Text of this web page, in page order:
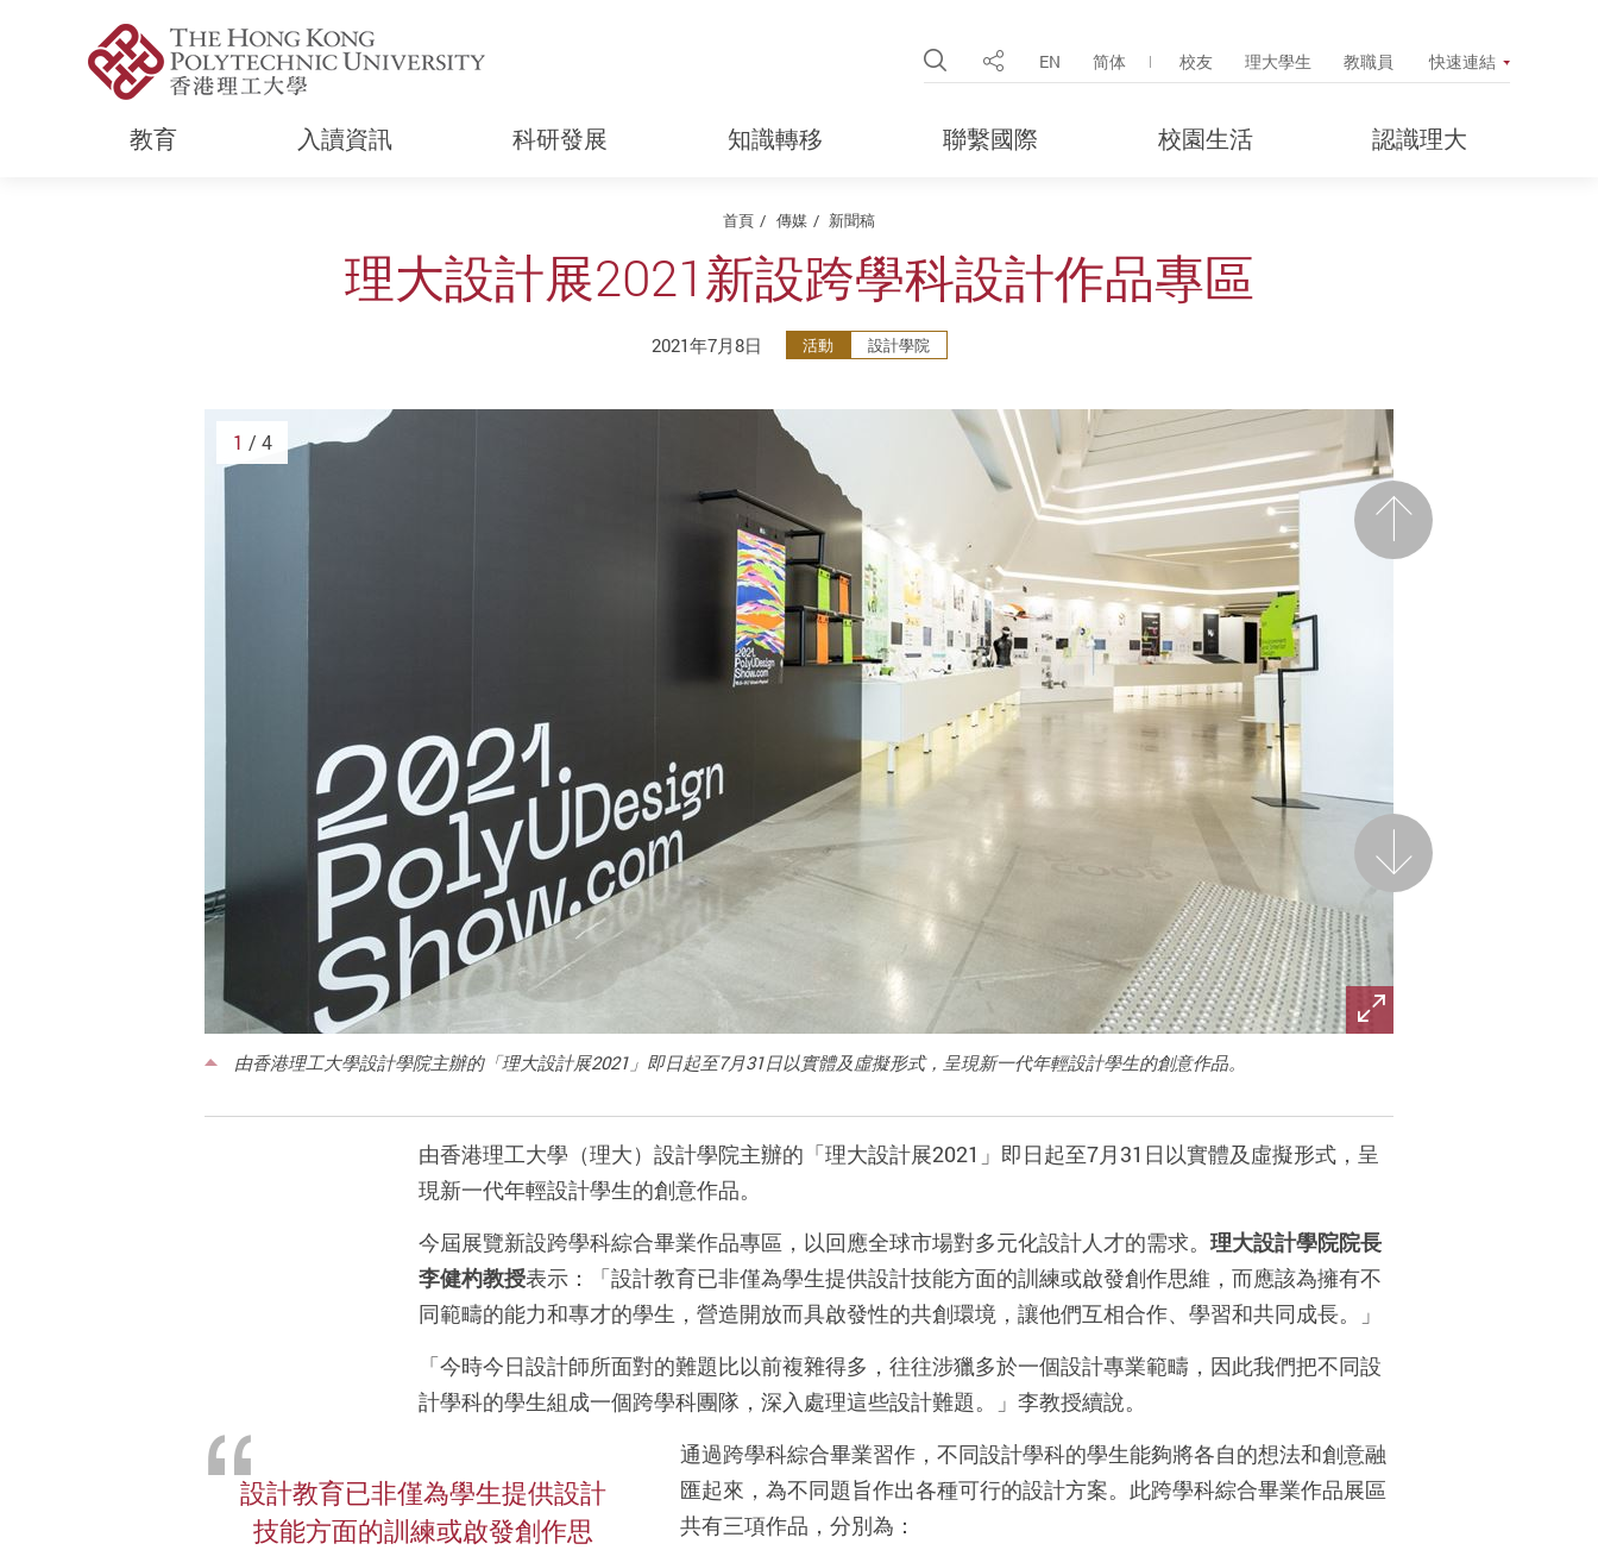
Open Site Search Popup
分享 EN 简体 校友 理大學生 教職員 快速連結
教育 入讀資訊 科研發展 知識轉移 聯繫國際 校園生活 認識理大
首頁 傳媒 新聞稿
理大設計展2021新設跨學科設計作品專區
2021年7月8日 活動 設計學院
前一頁
由香港理工大學設計學院主辦的「理大設計展2021」即日起至7月31日以實體及虛擬形式，呈現新一代年輕設計學生的創意作品。
後一頁
1 / 4
由香港理工大學（理大）設計學院主辦的「理大設計展2021」即日起至7月31日以實體及虛擬形式，呈
現新一代年輕設計學生的創意作品。
今屆展覽新設跨學科綜合畢業作品專區，以回應全球市場對多元化設計人才的需求。理大設計學院院長
李健杓教授表示：「設計教育已非僅為學生提供設計技能方面的訓練或啟發創作思維，而應該為擁有不
同範疇的能力和專才的學生，營造開放而具啟發性的共創環境，讓他們互相合作、學習和共同成長。」
「今時今日設計師所面對的難題比以前複雜得多，往往涉獵多於一個設計專業範疇，因此我們把不同設
計學科的學生組成一個跨學科團隊，深入處理這些設計難題。」李教授續說。
設計教育已非僅為學生提供設計
技能方面的訓練或啟發創作思
通過跨學科綜合畢業習作，不同設計學科的學生能夠將各自的想法和創意融
匯起來，為不同題旨作出各種可行的設計方案。此跨學科綜合畢業作品展區
共有三項作品，分別為：